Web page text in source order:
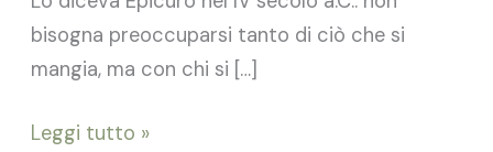
bisogna preoccuparsi tanto di ciò che si
mangia, ma con chi si […]
Leggi tutto »